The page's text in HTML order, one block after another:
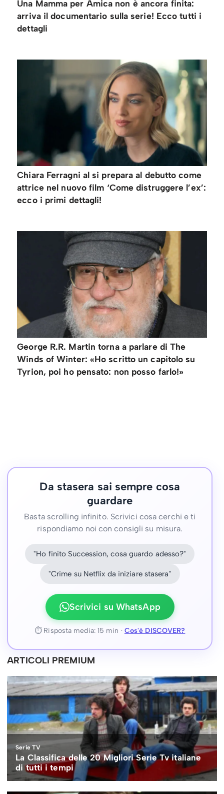
Una Mamma per Amica non è ancora finita:
arriva il documentario sulla serie! Ecco tutti i
dettagli
Chiara Ferragni al si prepara al debutto come
attrice nel nuovo film ‘Come distruggere l’ex’:
ecco i primi dettagli!
George R.R. Martin torna a parlare di The
Winds of Winter: «Ho scritto un capitolo su
Tyrion, poi ho pensato: non posso farlo!»
Da stasera sai sempre cosa
guardare
Basta scrolling infinito. Scrivici cosa cerchi e ti
rispondiamo noi con consigli su misura.
"Ho finito Succession, cosa guardo adesso?"
"Crime su Netflix da iniziare stasera"
Scrivici su WhatsApp
⏱ Risposta media: 15 min · Cos'è DISCOVER?
ARTICOLI PREMIUM